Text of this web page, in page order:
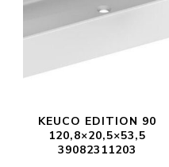
KEUCO EDITION 90
120,8×20,5×53,5
39082311203